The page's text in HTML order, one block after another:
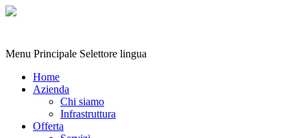
Menu Principale Selettore lingua
Home
Azienda
Chi siamo
Infrastruttura
Offerta